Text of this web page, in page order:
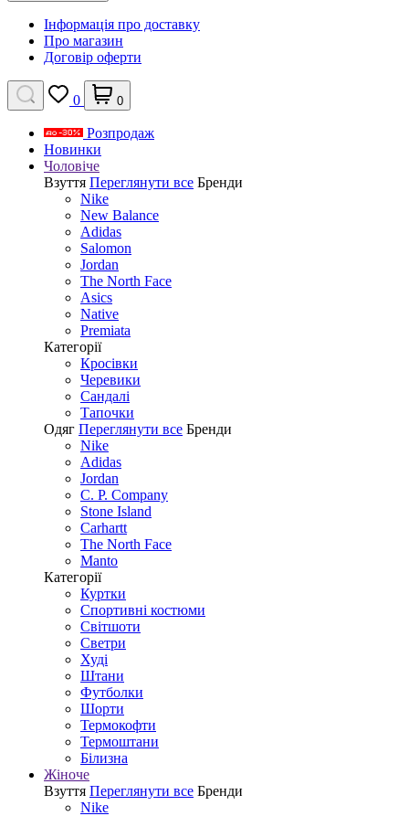
Інформація про доставку
Про магазин
Договір оферти
0 0
Розпродаж
Новинки
Чоловіче
Взуття Переглянути все Бренди
Nike
New Balance
Adidas
Salomon
Jordan
The North Face
Asics
Native
Premiata
Категорії
Кросівки
Черевики
Сандалі
Tапочки
Одяг Переглянути все Бренди
Nike
Adidas
Jordan
C. P. Company
Stone Island
Carhartt
The North Face
Manto
Категорії
Куртки
Спортивні костюми
Світшоти
Светри
Худі
Штани
Футболки
Шорти
Термокофти
Термоштани
Білизна
Жіноче
Взуття Переглянути все Бренди
Nike